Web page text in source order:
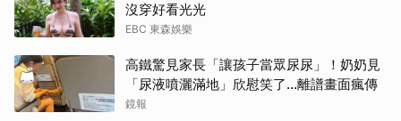
沒穿好看光光
EBC 東森娛樂
高鐵驚見家長「讓孩子當眾尿尿」！奶奶見
「尿液噴灑滿地」欣慰笑了…離譜畫面瘋傳
鏡報